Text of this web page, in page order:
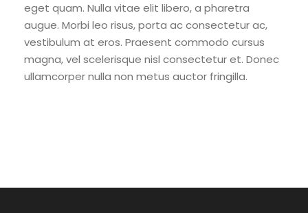
eget quam. Nulla vitae elit libero, a pharetra
augue. Morbi leo risus, porta ac consectetur ac,
vestibulum at eros. Praesent commodo cursus
magna, vel scelerisque nisl consectetur et. Donec
ullamcorper nulla non metus auctor fringilla.